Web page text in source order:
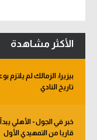
الأكثر مشاهدة
بيزيرا: الزمالك لم
تاريخ النادي
قاريا من التمهيدي الأول